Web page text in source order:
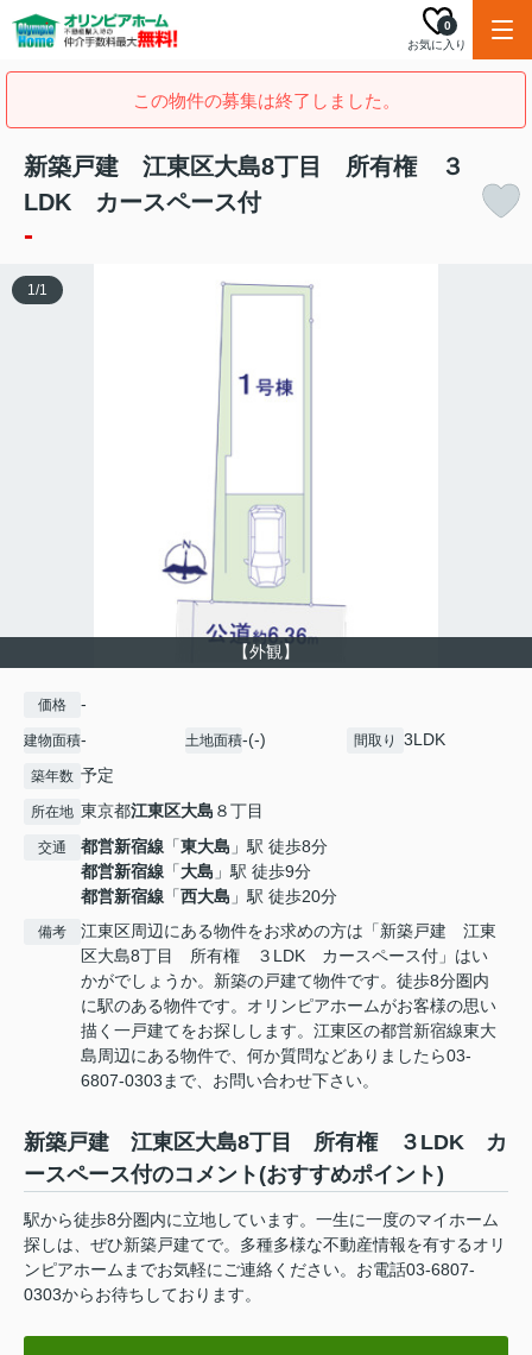
お気に入り
0
この物件の募集は終了しました。
新築戸建 江東区大島8丁目 所有権 ３
LDK カースペース付
-
【外観】
1/1
価格 -
建物面積- 土地面積-(-) 間取り 3LDK
築年数 予定
所在地 東京都江東区大島 ８丁目
交通 都営新宿線 「東大島 」駅 徒歩8分
都営新宿線 「大島 」駅 徒歩9分
都営新宿線 「西大島 」駅 徒歩20分
備考
江東区周辺にある物件をお求めの方は「新築戸建 江東
区大島8丁目 所有権 ３LDK カースペース付」はい
かがでしょうか。新築の戸建て物件です。徒歩8分圏内
に駅のある物件です。オリンピアホームがお客様の思い
描く一戸建てをお探しします。江東区の都営新宿線東大
島周辺にある物件で、何か質問などありましたら03-
6807-0303まで、お問い合わせ下さい。
新築戸建 江東区大島8丁目 所有権 ３LDK カ
ースペース付のコメント(おすすめポイント)
駅から徒歩8分圏内に立地しています。一生に一度のマイホーム
探しは、ぜひ新築戸建てで。多種多様な不動産情報を有するオリ
ンピアホームまでお気軽にご連絡ください。お電話03-6807-
0303からお待ちしております。